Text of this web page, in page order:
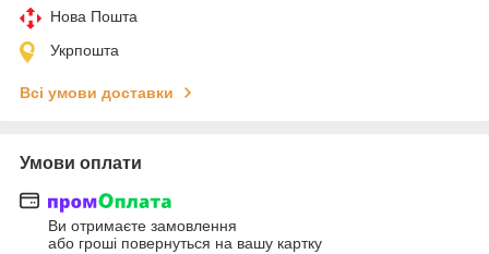
Нова Пошта
Укрпошта
Всі умови доставки
Умови оплати
Ви отримаєте замовлення
або гроші повернуться на вашу картку